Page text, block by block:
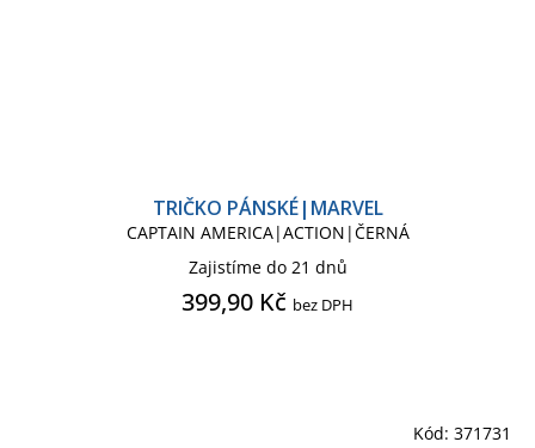
TRIČKO PÁNSKÉ|MARVEL
CAPTAIN AMERICA|ACTION|ČERNÁ
Zajistíme do 21 dnů
399,90 Kč bez DPH
Kód: 371731